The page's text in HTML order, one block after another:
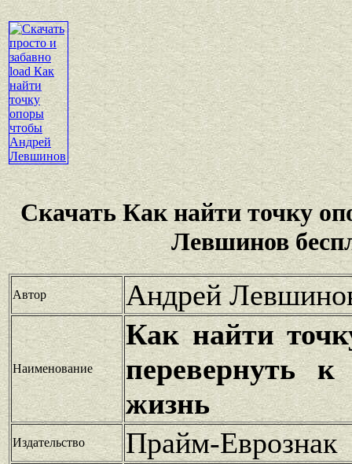
Скачать Как найти точку
Левшинов
Автор Андрей
Наименование
Как найти
перевернуть
жизнь
Издательство Прайм-Еврознак